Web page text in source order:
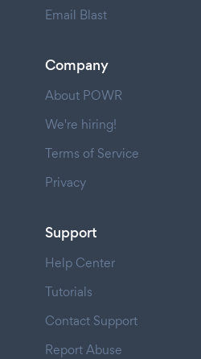
Email Blast
Company
About POWR
We're hiring!
Terms of Service
Privacy
Support
Help Center
Tutorials
Contact Support
Report Abuse